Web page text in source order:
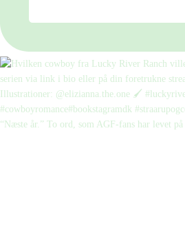
“Næste år.” To ord, som AGF-fans har levet